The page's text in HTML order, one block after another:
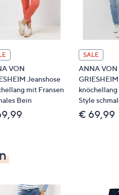
VON
Jeanshose
mit Fransen
Bein
SALE
ANNA VON
Style
€ 69,99